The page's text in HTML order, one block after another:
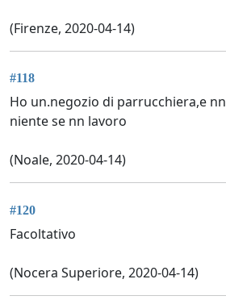
(Firenze, 2020-04-14)
#118
Ho un.negozio di parrucchiera,e
niente se nn lavoro
(Noale, 2020-04-14)
#120
Facoltativo
(Nocera Superiore, 2020-04-14)